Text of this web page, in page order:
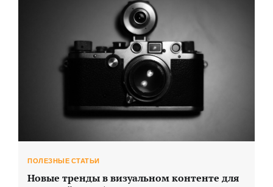
ПОЛЕЗНЫЕ СТАТЬИ
Новые тренды в визуальном контенте для